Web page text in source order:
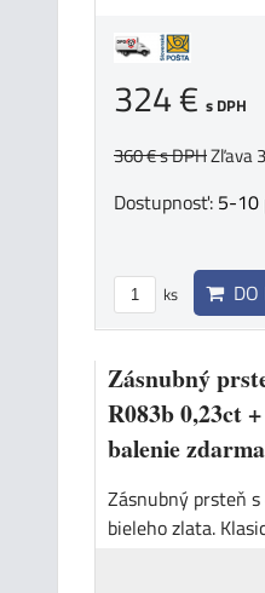
324 € s DPH
360 €s DPHZľava
Dostupnosť: 5-10
ks DO
Zásnubný
R083b 0,23ct
balenie zdarma
Zásnubný prsteň
bieleho zlata.